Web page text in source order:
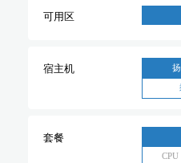
可用区
宿主机
套餐
CPU